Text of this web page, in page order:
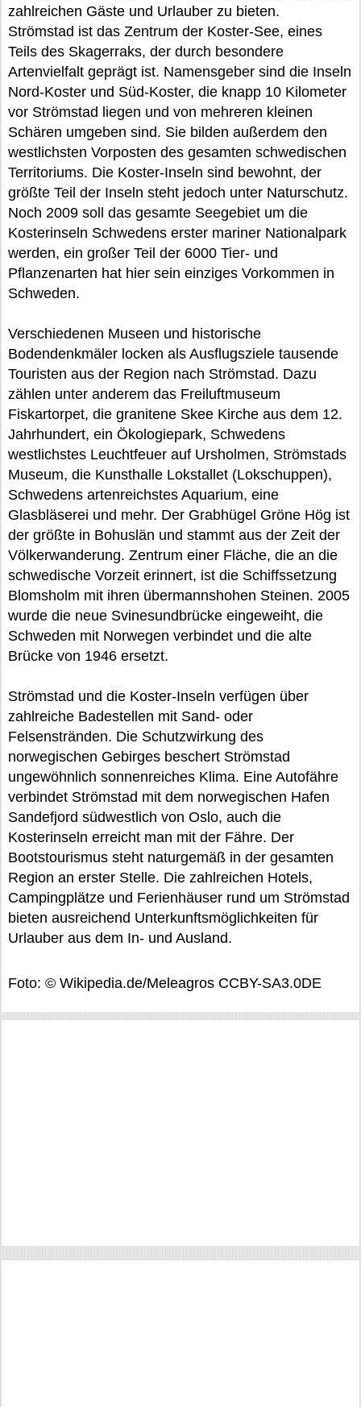
zahlreichen Gäste und Urlauber zu bieten.
Strömstad ist das Zentrum der Koster-See, eines
Teils des Skagerraks, der durch besondere
Artenvielfalt geprägt ist. Namensgeber sind die Inseln
Nord-Koster und Süd-Koster, die knapp 10 Kilometer
vor Strömstad liegen und von mehreren kleinen
Schären umgeben sind. Sie bilden außerdem den
westlichsten Vorposten des gesamten schwedischen
Territoriums. Die Koster-Inseln sind bewohnt, der
größte Teil der Inseln steht jedoch unter Naturschutz.
Noch 2009 soll das gesamte Seegebiet um die
Kosterinseln Schwedens erster mariner Nationalpark
werden, ein großer Teil der 6000 Tier- und
Pflanzenarten hat hier sein einziges Vorkommen in
Schweden.
Verschiedenen Museen und historische
Bodendenkmäler locken als Ausflugsziele tausende
Touristen aus der Region nach Strömstad. Dazu
zählen unter anderem das Freiluftmuseum
Fiskartorpet, die granitene Skee Kirche aus dem 12.
Jahrhundert, ein Ökologiepark, Schwedens
westlichstes Leuchtfeuer auf Ursholmen, Strömstads
Museum, die Kunsthalle Lokstallet (Lokschuppen),
Schwedens artenreichstes Aquarium, eine
Glasbläserei und mehr. Der Grabhügel Gröne Hög ist
der größte in Bohuslän und stammt aus der Zeit der
Völkerwanderung. Zentrum einer Fläche, die an die
schwedische Vorzeit erinnert, ist die Schiffssetzung
Blomsholm mit ihren übermannshohen Steinen. 2005
wurde die neue Svinesundbrücke eingeweiht, die
Schweden mit Norwegen verbindet und die alte
Brücke von 1946 ersetzt.
Strömstad und die Koster-Inseln verfügen über
zahlreiche Badestellen mit Sand- oder
Felsenstränden. Die Schutzwirkung des
norwegischen Gebirges beschert Strömstad
ungewöhnlich sonnenreiches Klima. Eine Autofähre
verbindet Strömstad mit dem norwegischen Hafen
Sandefjord südwestlich von Oslo, auch die
Kosterinseln erreicht man mit der Fähre. Der
Bootstourismus steht naturgemäß in der gesamten
Region an erster Stelle. Die zahlreichen Hotels,
Campingplätze und Ferienhäuser rund um Strömstad
bieten ausreichend Unterkunftsmöglichkeiten für
Urlauber aus dem In- und Ausland.
Foto: © Wikipedia.de/Meleagros CCBY-SA3.0DE